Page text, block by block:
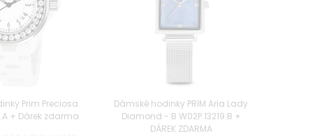
Prim Preciosa
+ Dárek zdarma
Dámské hodinky PRIM Aria Lady
Diamond - B W02P.13219.B +
DÁREK ZDARMA